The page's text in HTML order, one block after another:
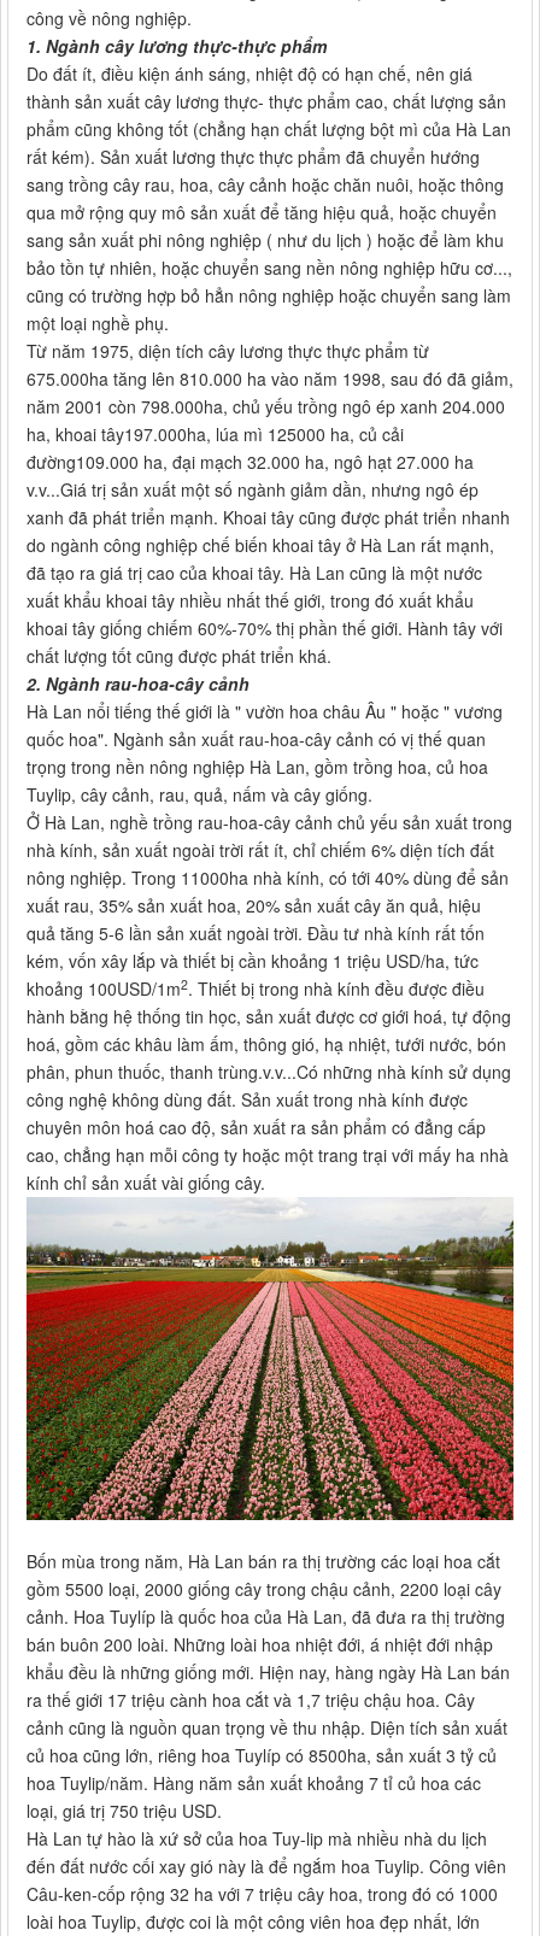
công về nông nghiệp.
1. Ngành cây lương thực-thực phẩm
Do đất ít, điều kiện ánh sáng, nhiệt độ có hạn chế, nên giá
thành sản xuất cây lương thực- thực phẩm cao, chất lượng sản
phẩm cũng không tốt (chẳng hạn chất lượng bột mì của Hà Lan
rất kém). Sản xuất lương thực thực phẩm đã chuyển hướng
sang trồng cây rau, hoa, cây cảnh hoặc chăn nuôi, hoặc thông
qua mở rộng quy mô sản xuất để tăng hiệu quả, hoặc chuyển
sang sản xuất phi nông nghiệp ( như du lịch ) hoặc để làm khu
bảo tồn tự nhiên, hoặc chuyển sang nền nông nghiệp hữu cơ...,
cũng có trường hợp bỏ hẳn nông nghiệp hoặc chuyển sang làm
một loại nghề phụ.
Từ năm 1975, diện tích cây lương thực thực phẩm từ
675.000ha tăng lên 810.000 ha vào năm 1998, sau đó đã giảm,
năm 2001 còn 798.000ha, chủ yếu trồng ngô ép xanh 204.000
ha, khoai tây197.000ha, lúa mì 125000 ha, củ cải
đường109.000 ha, đại mạch 32.000 ha, ngô hạt 27.000 ha
v.v...Giá trị sản xuất một số ngành giảm dần, nhưng ngô ép
xanh đã phát triển mạnh. Khoai tây cũng được phát triển nhanh
do ngành công nghiệp chế biến khoai tây ở Hà Lan rất mạnh,
đã tạo ra giá trị cao của khoai tây. Hà Lan cũng là một nước
xuất khẩu khoai tây nhiều nhất thế giới, trong đó xuất khẩu
khoai tây giống chiếm 60%-70% thị phần thế giới. Hành tây với
chất lượng tốt cũng được phát triển khá.
2. Ngành rau-hoa-cây cảnh
Hà Lan nổi tiếng thế giới là " vườn hoa châu Âu " hoặc " vương
quốc hoa". Ngành sản xuất rau-hoa-cây cảnh có vị thế quan
trọng trong nền nông nghiệp Hà Lan, gồm trồng hoa, củ hoa
Tuylip, cây cảnh, rau, quả, nấm và cây giống.
Ở Hà Lan, nghề trồng rau-hoa-cây cảnh chủ yếu sản xuất trong
nhà kính, sản xuất ngoài trời rất ít, chỉ chiếm 6% diện tích đất
nông nghiệp. Trong 11000ha nhà kính, có tới 40% dùng để sản
xuất rau, 35% sản xuất hoa, 20% sản xuất cây ăn quả, hiệu
quả tăng 5-6 lần sản xuất ngoài trời. Đầu tư nhà kính rất tốn
kém, vốn xây lắp và thiết bị cần khoảng 1 triệu USD/ha, tức
khoảng 100USD/1m2. Thiết bị trong nhà kính đều được điều
hành bằng hệ thống tin học, sản xuất được cơ giới hoá, tự động
hoá, gồm các khâu làm ấm, thông gió, hạ nhiệt, tưới nước, bón
phân, phun thuốc, thanh trùng.v.v...Có những nhà kính sử dụng
công nghệ không dùng đất. Sản xuất trong nhà kính được
chuyên môn hoá cao độ, sản xuất ra sản phẩm có đẳng cấp
cao, chẳng hạn mỗi công ty hoặc một trang trại với mấy ha nhà
kính chỉ sản xuất vài giống cây.
Bốn mùa trong năm, Hà Lan bán ra thị trường các loại hoa cắt
gồm 5500 loại, 2000 giống cây trong chậu cảnh, 2200 loại cây
cảnh. Hoa Tuylíp là quốc hoa của Hà Lan, đã đưa ra thị trường
bán buôn 200 loài. Những loài hoa nhiệt đới, á nhiệt đới nhập
khẩu đều là những giống mới. Hiện nay, hàng ngày Hà Lan bán
ra thế giới 17 triệu cành hoa cắt và 1,7 triệu chậu hoa. Cây
cảnh cũng là nguồn quan trọng về thu nhập. Diện tích sản xuất
củ hoa cũng lớn, riêng hoa Tuylíp có 8500ha, sản xuất 3 tỷ củ
hoa Tuylip/năm. Hàng năm sản xuất khoảng 7 tỉ củ hoa các
loại, giá trị 750 triệu USD.
Hà Lan tự hào là xứ sở của hoa Tuy-lip mà nhiều nhà du lịch
đến đất nước cối xay gió này là để ngắm hoa Tuylip. Công viên
Câu-ken-cốp rộng 32 ha với 7 triệu cây hoa, trong đó có 1000
loài hoa Tuylip, được coi là một công viên hoa đẹp nhất, lớn